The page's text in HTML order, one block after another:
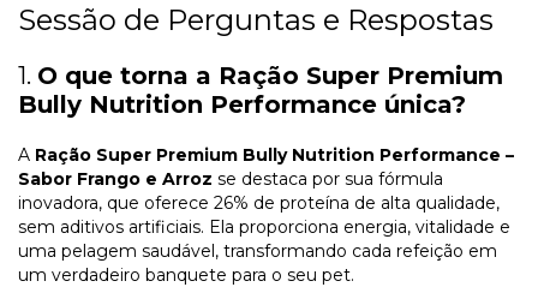
Sessão de Perguntas e Respostas
1. O que torna a Ração Super Premium
Bully Nutrition Performance única?
A Ração Super Premium Bully Nutrition Performance –
Sabor Frango e Arroz se destaca por sua fórmula
inovadora, que oferece 26% de proteína de alta qualidade,
sem aditivos artificiais. Ela proporciona energia, vitalidade e
uma pelagem saudável, transformando cada refeição em
um verdadeiro banquete para o seu pet.